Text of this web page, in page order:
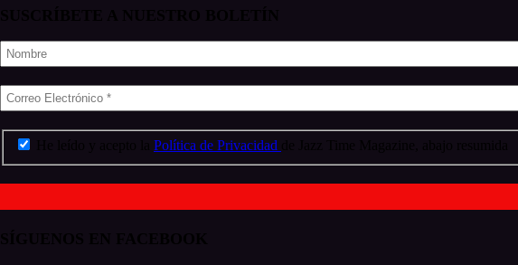
Política de Privacidad